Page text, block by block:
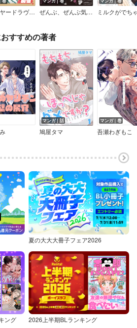
バックヤードラヴァーズ 【電子限定特典付き】 ぜんぶ、ぜんぶ気持ちいい【コミックス版】【電子版限定特典付き】
すすめの著者
マンガ｜話
鳩屋タマ
マンガ｜巻
吾瀬わぎもこ
夏の大大大冊子フェア2026
ング 2026上半期BLランキング